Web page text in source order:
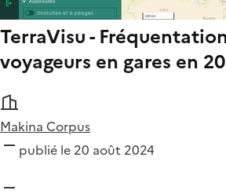
TerraVisu -
voyageurs en gares en
Makina Corpus
publié le 20 août 2024